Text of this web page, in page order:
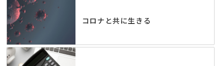
コロナと共に生きる